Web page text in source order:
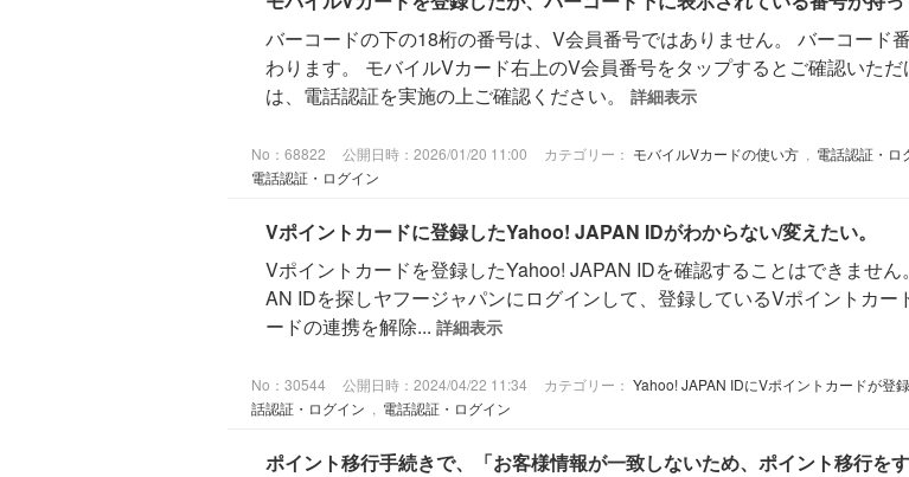
バーコードの下の18桁の番号は、V会員番号ではありません。 バーコード
わります。 モバイルVカード右上のV会員番号をタップするとご確認いた
は、電話認証を実施の上ご確認ください。 詳細表示
No：68822 公開日時：2026/01/20 11:00 カテゴリー： モバイルVカードの使い方 電話認証・ロ
電話認証・ログイン
Vポイントカードに登録したYahoo! JAPAN IDがわからない/変えたい。
Vポイントカードを登録したYahoo! JAPAN IDを確認することはできませ
AN IDを探しヤフージャパンにログインして、登録しているVポイントカ
ードの連携を解除... 詳細表示
No：30544 公開日時：2024/04/22 11:34 カテゴリー： Yahoo! JAPAN IDにVポイントカードが登
話認証・ログイン
電話認証・ログイン
ポイント移行手続きで、「お客様情報が一致しないため、ポイント移行を